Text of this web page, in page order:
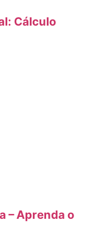
Cálculo
– Aprenda o